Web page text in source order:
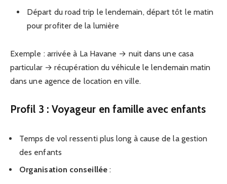
Départ du road trip le lendemain, départ tôt le matin
pour profiter de la lumière
Exemple : arrivée à La Havane → nuit dans une casa
particular → récupération du véhicule le lendemain matin
dans une agence de location en ville.
Profil 3 : Voyageur en famille avec enfants
Temps de vol ressenti plus long à cause de la gestion
des enfants
Organisation conseillée: